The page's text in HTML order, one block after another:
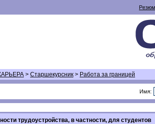
> Старшекурсник > Работа за границей
Имя:
трудоустройства, в частности, для студентов